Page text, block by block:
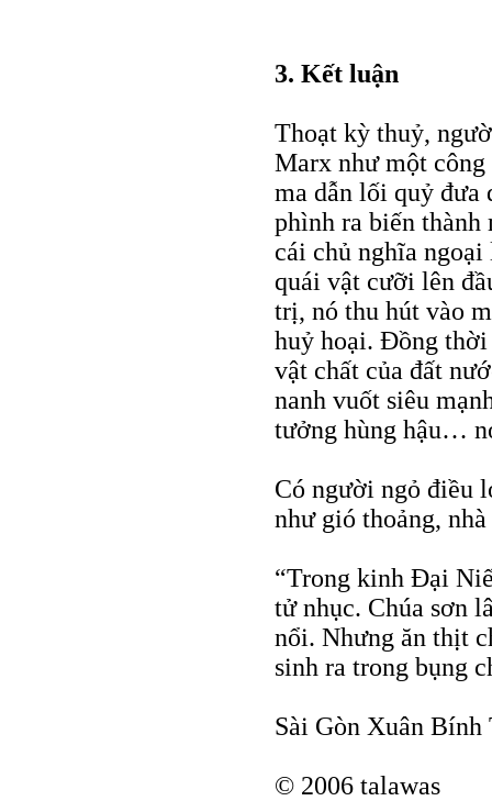
3. Kết luận
Thoạt kỳ thuỷ,
Marx như một
ma dẫn lối quỷ đưa
phình ra biến
cái chủ nghĩa
quái vật cưỡi lên
trị, nó thu hút vào
huỷ hoại. Đồng thời
vật chất của đất
nanh vuốt siêu
tưởng hùng hậu…
Có người ngỏ điều
như gió thoảng,
“Trong kinh Đại
tử nhục. Chúa sơn
nổi. Nhưng ăn thịt
sinh ra trong bụng
Sài Gòn Xuân Bính
© 2006 talawas